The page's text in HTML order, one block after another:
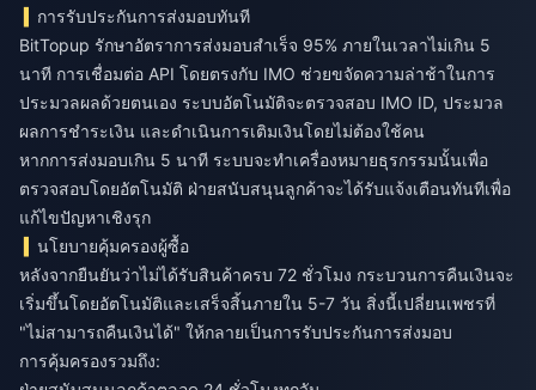
การรับประกันการส่งมอบทันที
BitTopup รักษาอัตราการส่งมอบสำเร็จ 95% ภายในเวลาไม่เกิน 5
นาที การเชื่อมต่อ API โดยตรงกับ IMO ช่วยขจัดความล่าช้าในการ
ประมวลผลด้วยตนเอง ระบบอัตโนมัติจะตรวจสอบ IMO ID, ประมวล
ผลการชำระเงิน และดำเนินการเติมเงินโดยไม่ต้องใช้คน
หากการส่งมอบเกิน 5 นาที ระบบจะทำเครื่องหมายธุรกรรมนั้นเพื่อ
ตรวจสอบโดยอัตโนมัติ ฝ่ายสนับสนุนลูกค้าจะได้รับแจ้งเตือนทันทีเพื่อ
แก้ไขปัญหาเชิงรุก
นโยบายคุ้มครองผู้ซื้อ
หลังจากยืนยันว่าไม่ได้รับสินค้าครบ 72 ชั่วโมง กระบวนการคืนเงินจะ
เริ่มขึ้นโดยอัตโนมัติและเสร็จสิ้นภายใน 5-7 วัน สิ่งนี้เปลี่ยนเพชรที่
"ไม่สามารถคืนเงินได้" ให้กลายเป็นการรับประกันการส่งมอบ
การคุ้มครองรวมถึง: